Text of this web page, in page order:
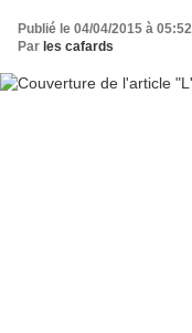
Publié le 04/04/2015 à 05:52
Par les cafards